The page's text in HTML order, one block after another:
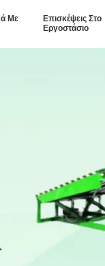
Με
Επισκέψεις Στο
Εργοστάσιο